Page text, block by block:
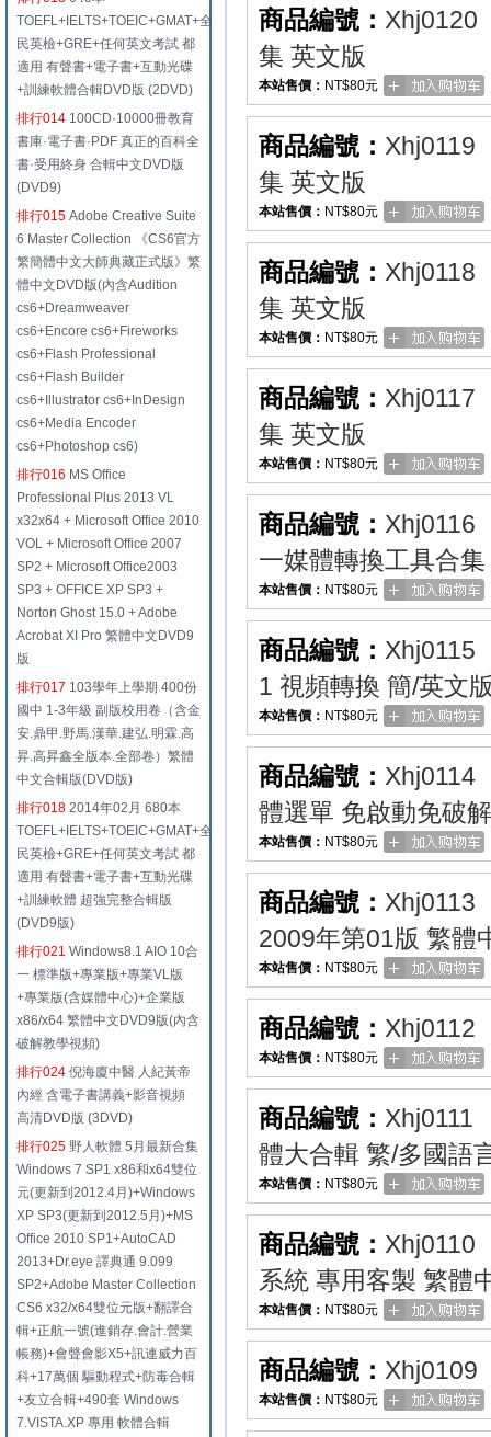
TOEFL+IELTS+TOEIC+GMAT+全
民英檢+GRE+任何英文考試 都
適用 有聲書+電子書+互動光碟
+訓練軟體合輯DVD版 (2DVD)
排行014 100CD·10000冊教育
書庫·電子書·PDF 真正的百科全
書·受用終身 合輯中文DVD版
(DVD9)
排行015 Adobe Creative Suite
6 Master Collection 《CS6官方
繁簡體中文大師典藏正式版》繁
體中文DVD版(內含Audition
cs6+Dreamweaver
cs6+Encore cs6+Fireworks
cs6+Flash Professional
cs6+Flash Builder
cs6+Illustrator cs6+InDesign
cs6+Media Encoder
cs6+Photoshop cs6)
排行016 MS Office
Professional Plus 2013 VL
x32x64 + Microsoft Office 2010
VOL + Microsoft Office 2007
SP2 + Microsoft Office2003
SP3 + OFFICE XP SP3 +
Norton Ghost 15.0 + Adobe
Acrobat XI Pro 繁體中文DVD9
版
排行017 103學年上學期 400份
國中 1-3年級 副版校用卷（含金
安.鼎甲.野馬.漢華.建弘.明霖.高
昇.高昇鑫全版本.全部卷）繁體
中文合輯版(DVD版)
排行018 2014年02月 680本
TOEFL+IELTS+TOEIC+GMAT+全
民英檢+GRE+任何英文考試 都
適用 有聲書+電子書+互動光碟
+訓練軟體 超強完整合輯版
(DVD9版)
排行021 Windows8.1 AIO 10合
一 標準版+專業版+專業VL版
+專業版(含媒體中心)+企業版
x86/x64 繁體中文DVD9版(內含
破解教學視頻)
排行024 倪海廈中醫 人紀黃帝
內經 含電子書講義+影音視頻
高清DVD版 (3DVD)
排行025 野人軟體 5月最新合集
Windows 7 SP1 x86和x64雙位
元(更新到2012.4月)+Windows
XP SP3(更新到2012.5月)+MS
Office 2010 SP1+AutoCAD
2013+Dr.eye 譯典通 9.099
SP2+Adobe Master Collection
CS6 x32/x64雙位元版+翻譯合
輯+正航一號(進銷存.會計.營業
帳務)+會聲會影X5+訊連威力百
科+17萬個 驅動程式+防毒合輯
+友立合輯+490套 Windows
7.VISTA.XP 專用 軟體合輯
商品編號： Xhj0120
集 英文版
本站售價： NT$80元
商品編號： Xhj0119
集 英文版
本站售價： NT$80元
商品編號： Xhj0118
集 英文版
本站售價： NT$80元
商品編號： Xhj0117
集 英文版
本站售價： NT$80元
商品編號： Xhj0116
一媒體轉換工具合
本站售價： NT$80元
商品編號： Xhj0115
1 視頻轉換 簡/英文
本站售價： NT$80元
商品編號： Xhj0114
體選單 免啟動免破
本站售價： NT$80元
商品編號： Xhj0113
2009年第01版 繁體
本站售價： NT$80元
商品編號： Xhj0112
本站售價： NT$80元
商品編號： Xhj0111
體大合輯 繁/多國語
本站售價： NT$80元
商品編號： Xhj0110
系統 專用客製 繁體
本站售價： NT$80元
商品編號： Xhj0109
本站售價： NT$80元